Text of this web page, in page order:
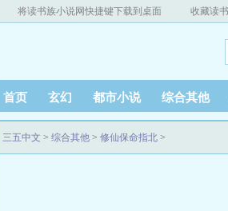
将读书族小说网快捷键下载到桌面 收藏读
首页 玄幻 都市小说 综合其他
三五中文 > 综合其他 > 修仙保命指北 >